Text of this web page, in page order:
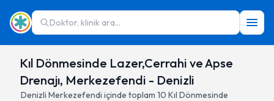
Doktor, klinik ara...
Kıl Dönmesinde Lazer,Cerrahi ve Apse
Drenajı, Merkezefendi - Denizli
Denizli Merkezefendi içinde toplam 10 Kıl Dönmesinde